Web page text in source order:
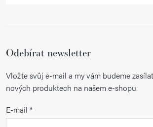
Odebírat newsletter
Vložte svůj e-mail a my vám budeme
nových produktech na našem e-shopu.
E-mail